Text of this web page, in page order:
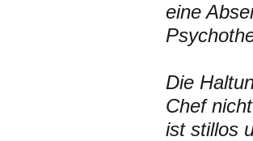
eine
Die
Chef
ist stillos